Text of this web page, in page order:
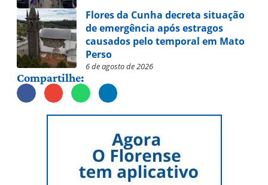
Flores da Cunha decreta situação
de emergência após estragos
causados pelo temporal em Mato
Perso
6 de agosto de 2026
Compartilhe: